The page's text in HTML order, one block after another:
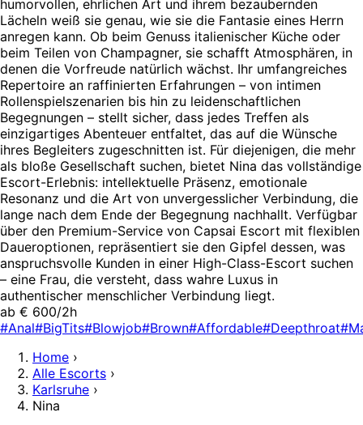
humorvollen, ehrlichen Art und ihrem bezaubernden
Lächeln weiß sie genau, wie sie die Fantasie eines Herrn
anregen kann. Ob beim Genuss italienischer Küche oder
beim Teilen von Champagner, sie schafft Atmosphären, in
denen die Vorfreude natürlich wächst. Ihr umfangreiches
Repertoire an raffinierten Erfahrungen – von intimen
Rollenspielszenarien bis hin zu leidenschaftlichen
Begegnungen – stellt sicher, dass jedes Treffen als
einzigartiges Abenteuer entfaltet, das auf die Wünsche
ihres Begleiters zugeschnitten ist. Für diejenigen, die mehr
als bloße Gesellschaft suchen, bietet Nina das vollständige
Escort-Erlebnis: intellektuelle Präsenz, emotionale
Resonanz und die Art von unvergesslicher Verbindung, die
lange nach dem Ende der Begegnung nachhallt. Verfügbar
über den Premium-Service von Capsai Escort mit flexiblen
Daueroptionen, repräsentiert sie den Gipfel dessen, was
anspruchsvolle Kunden in einer High-Class-Escort suchen
– eine Frau, die versteht, dass wahre Luxus in
authentischer menschlicher Verbindung liegt.
ab € 600/2h
#Anal#BigTits#Blowjob#Brown#Affordable#Deepthroat
Home ›
Alle Escorts ›
Karlsruhe ›
Nina